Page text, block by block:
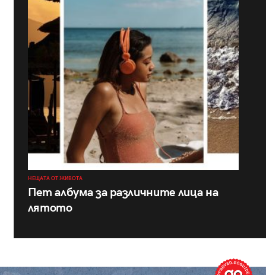
НЕЩАТА ОТ ЖИВОТА
Пет албума за различните лица на
лятото